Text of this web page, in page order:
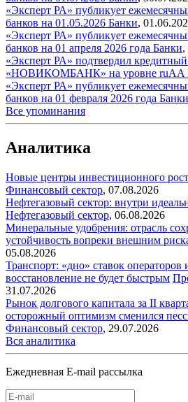
«Эксперт РА» публикует
банков на 01.05.2026 Банки,
«Эксперт РА» публикует
банков на 01 апреля 2026 года Банки,
«Эксперт РА» подтвердил
«НОВИКОМБАНК» на уровне ruAA
«Эксперт РА» публикует
банков на 01 февраля 2026 года Банки
Все упоминания
Аналитика
Новые центры инвестиционного
Финансовый сектор, 07.08.2026
Нефтегазовый сектор: внутри
Нефтегазовый сектор, 06.08.2026
Минеральные удобрения: отрасль
устойчивость вопреки внешним
05.08.2026
Транспорт: «дно» ставок операторов
восстановление не будет быстрым
31.07.2026
Рынок долгового капитала за II
осторожный оптимизм сменился
Финансовый сектор, 29.07.2026
Вся аналитика
Ежедневная E-mail рассылка